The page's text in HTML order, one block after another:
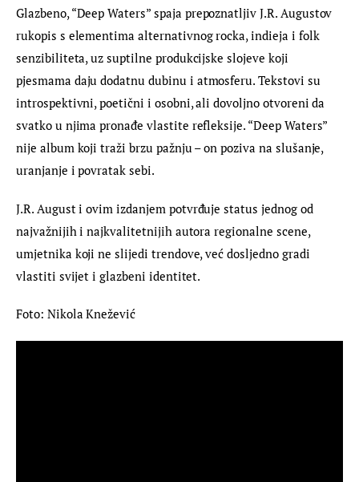
Glazbeno, “Deep Waters” spaja prepoznatljiv J.R. Augustov
rukopis s elementima alternativnog rocka, indieja i folk
senzibiliteta, uz suptilne produkcijske slojeve koji
pjesmama daju dodatnu dubinu i atmosferu. Tekstovi su
introspektivni, poetični i osobni, ali dovoljno otvoreni da
svatko u njima pronađe vlastite refleksije. “Deep Waters”
nije album koji traži brzu pažnju – on poziva na slušanje,
uranjanje i povratak sebi.
J.R. August i ovim izdanjem potvrđuje status jednog od
najvažnijih i najkvalitetnijih autora regionalne scene,
umjetnika koji ne slijedi trendove, već dosljedno gradi
vlastiti svijet i glazbeni identitet.
Foto: Nikola Knežević